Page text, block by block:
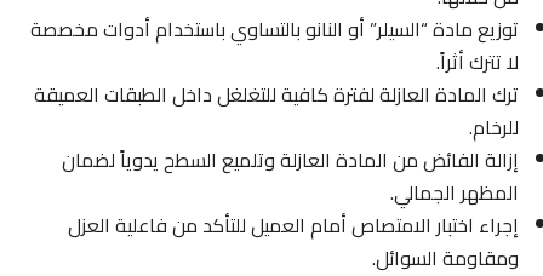
توزيع مادة “السيلر” أو النانو بالتساوي باستخدام أدوات مخصصة
لا تترك أثراً.
ترك المادة العازلة لفترة كافية للتغلغل داخل الطبقات العميقة
للرخام.
إزالة الفائض من المادة العازلة وتلميع السطح يدوياً لضمان
المظهر الجمالي.
إجراء اختبار الامتصاص أمام العميل للتأكد من فاعلية العزل
ومقاومة السوائل.